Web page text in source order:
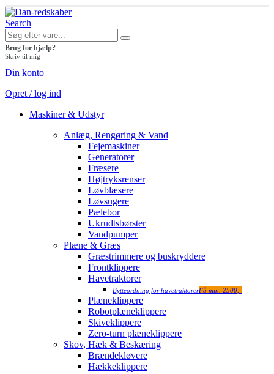
Search
Brug for hjælp?
Skriv til mig
Din konto
Opret / log ind
Maskiner & Udstyr
Anlæg, Rengøring & Vand
Fejemaskiner
Generatorer
Fræsere
Højtryksrenser
Løvblæsere
Løvsugere
Pælebor
Ukrudtsbørster
Vandpumper
Plæne & Græs
Græstrimmere og buskryddere
Frontklippere
Havetraktorer
Bytteordning for havetraktorerFå min. 2500,-
Plæneklippere
Robotplæneklippere
Skiveklippere
Zero-turn plæneklippere
Skov, Hæk & Beskæring
Brændekløvere
Hækkeklippere